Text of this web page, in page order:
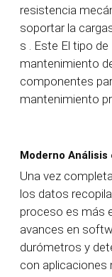
resistencia
soportar la
s
Este El tipo
mantenimiento
componentes
mantenimiento
Moderno Análisis
Una vez
los datos
proceso es más
avances en
durómetros y
con aplicaciones